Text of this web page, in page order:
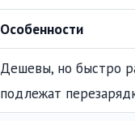
Особенности
Дешевы, но быстро
подлежат